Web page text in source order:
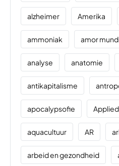
alzheimer Amerika
ammoniak amor
analyse anatomie
antikapitalisme
apocalypsofie
aquacultuur AR
arbeid en gezondheid